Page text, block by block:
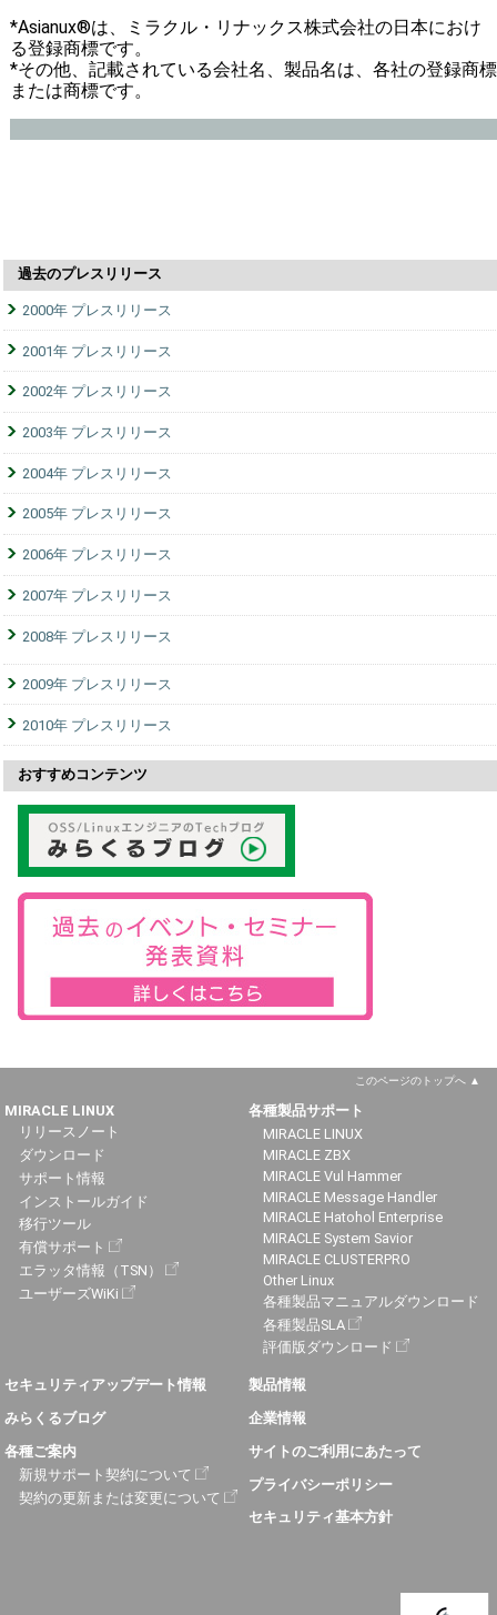
*Asianux®は、ミラクル・リナックス株式会社の日本におけ
る登録商標です。
*その他、記載されている会社名、製品名は、各社の登録商標
または商標です。
過去のプレスリリース
2000年 プレスリリース
2001年 プレスリリース
2002年 プレスリリース
2003年 プレスリリース
2004年 プレスリリース
2005年 プレスリリース
2006年 プレスリリース
2007年 プレスリリース
2008年 プレスリリース
2009年 プレスリリース
2010年 プレスリリース
おすすめコンテンツ
このページのトップへ
MIRACLE LINUX
リリースノート
ダウンロード
サポート情報
インストールガイド
移行ツール
有償サポート
エラッタ情報（TSN）
ユーザーズWiKi
各種製品サポート
MIRACLE LINUX
MIRACLE ZBX
MIRACLE Vul Hammer
MIRACLE Message Handler
MIRACLE Hatohol Enterprise
MIRACLE System Savior
MIRACLE CLUSTERPRO
Other Linux
各種製品マニュアルダウンロード
各種製品SLA
評価版ダウンロード
セキュリティアップデート情報
みらくるブログ
各種ご案内
新規サポート契約について
契約の更新または変更について
製品情報
企業情報
サイトのご利用にあたって
プライバシーポリシー
セキュリティ基本方針